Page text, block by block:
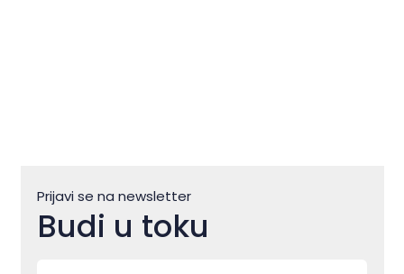
Prijavi se na newsletter
Budi u toku